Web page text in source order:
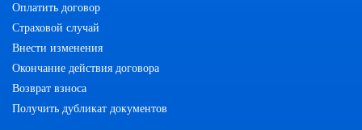
Оплатить договор
Страховой случай
Внести изменения
Окончание действия договора
Возврат взноса
Получить дубликат документов